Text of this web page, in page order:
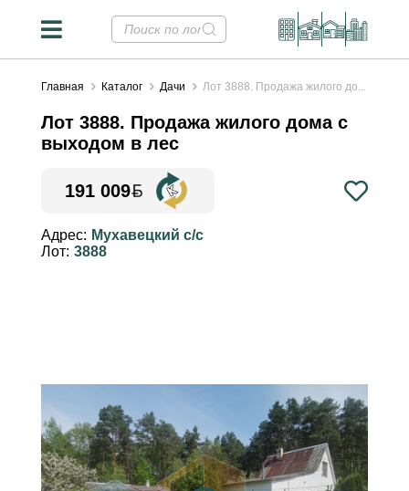
Главная Каталог Дачи Лот 3888. Продажа жилого до...
Лот 3888. Продажа жилого дома с
выходом в лес
191 009
Конвертер валют ✕
Курсы НБРБ на 08.08.2026
рассчитана на основе
официальных курсов НБ РБ
на текущую дату и
предоставлена справочно
для удобства восприятия
цен, в том числе
иностранными гражданами.
Адрес: Мухавецкий с/с
Лот: 3888